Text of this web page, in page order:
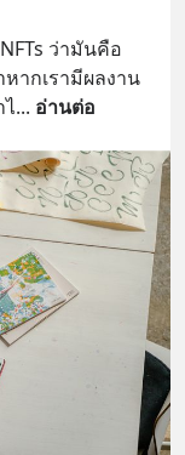
ว่ามันคือ
ากเรามีผลงาน
ไ... อ่านต่อ